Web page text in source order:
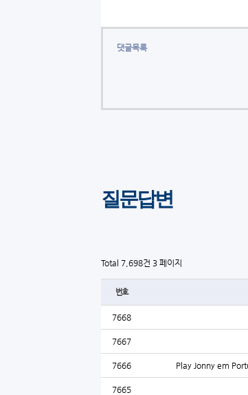
댓글목록
질문답변
Total 7,698건 3 페이지
번호
7668
7667
7666 Play Jonny em
7665